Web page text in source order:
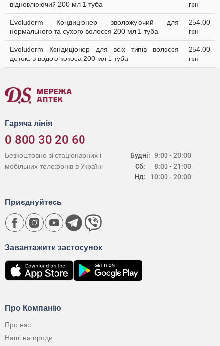
відновлюючий 200 мл 1 туба
грн
Evoluderm Кондиціонер зволожуючий для
нормального та сухого волосся 200 мл 1 туба
254.00
грн
Evoluderm Кондиціонер для всіх типів волосся
детокс з водою кокоса 200 мл 1 туба
254.00
грн
Гаряча лінія
0 800 30 20 60
Будні:
Сб:
Нд:
9:00 - 20:00
8:00 - 21:00
10:00 - 20:00
Безкоштовно зі стаціонарних і
мобільних телефонів в Україні
Про Компанію
Про нас
Наші нагороди
Завантажити застосунок
Приєднуйтесь